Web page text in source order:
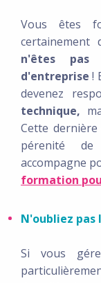
Vous êtes
certainement
n'êtes
d'entreprise !
devenez
technique,
Cette
pérenité
accompagne
formation
N'oubliez
Si vous